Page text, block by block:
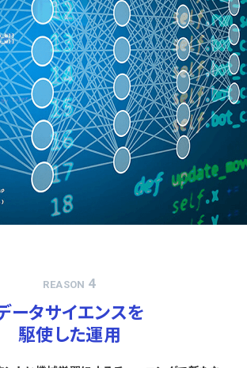
REASON 4
ータサイエンスを
駆使した運用